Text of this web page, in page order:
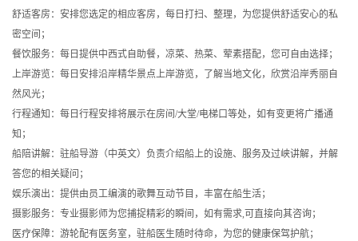
舒适客房：安排您选定的相应客房，每日打扫、整理，为您提供舒适安心的私
密空间；
餐饮服务：每日提供中西式自助餐，凉菜、热菜、荤素搭配，您可自由选择；
上岸游览：每日安排沿岸精华景点上岸游览，了解当地文化，欣赏沿岸秀丽自
然风光；
行程通知：每日行程安排将展示在房间/大堂/电梯口等处，如有变更将广播通
知；
船陪讲解：驻船导游（中英文）负责介绍船上的设施、服务及过峡讲解，并解
答您的相关疑问；
娱乐演出：提供由员工编演的歌舞互动节目，丰富在船生活；
摄影服务：专业摄影师为您捕捉精彩的瞬间，如有需求,可直接向其咨询；
医疗保障：游轮配有医务室，驻船医生随时待命，为您的健康保驾护航；